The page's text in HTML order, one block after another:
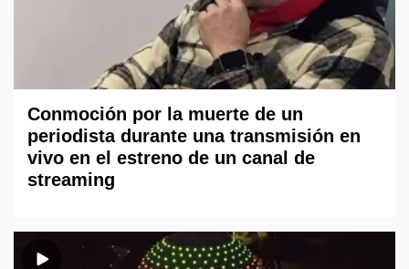
Conmoción por la muerte de un
periodista durante una transmisión en
vivo en el estreno de un canal de
streaming